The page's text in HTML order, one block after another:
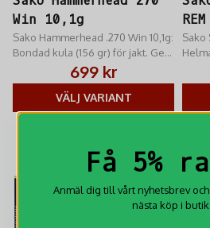
Win 10,1g
Sako Hammerhead .270 Win 10,1g:
Bondad kula (156 gr) för jakt. Ger
djup penetration och hög restvikt.
Pålitlig viltstopp. Licenspliktig.
699 kr
VÄLJ VARIANT
Sako
Få 5%
Anmäl dig till vårt nyhetsbrev
nästa köp i